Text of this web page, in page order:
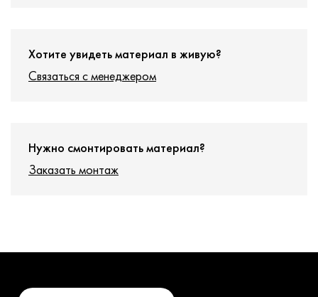
Хотите увидеть материал в живую?
Связаться с менеджером
Нужно смонтировать материал?
Заказать монтаж